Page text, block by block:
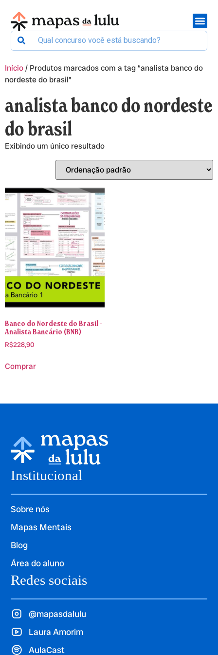
Início/ Produtos marcados com a tag “analista banco do
nordeste do brasil”
analista banco do nordeste
do brasil
Exibindo um único resultado
Banco do Nordeste do Brasil -
Analista Bancário (BNB)
R$228,90
Comprar
Institucional
Sobre nós
Mapas Mentais
Blog
Área do aluno
Redes sociais
@mapasdalulu
Laura Amorim
AulaCast